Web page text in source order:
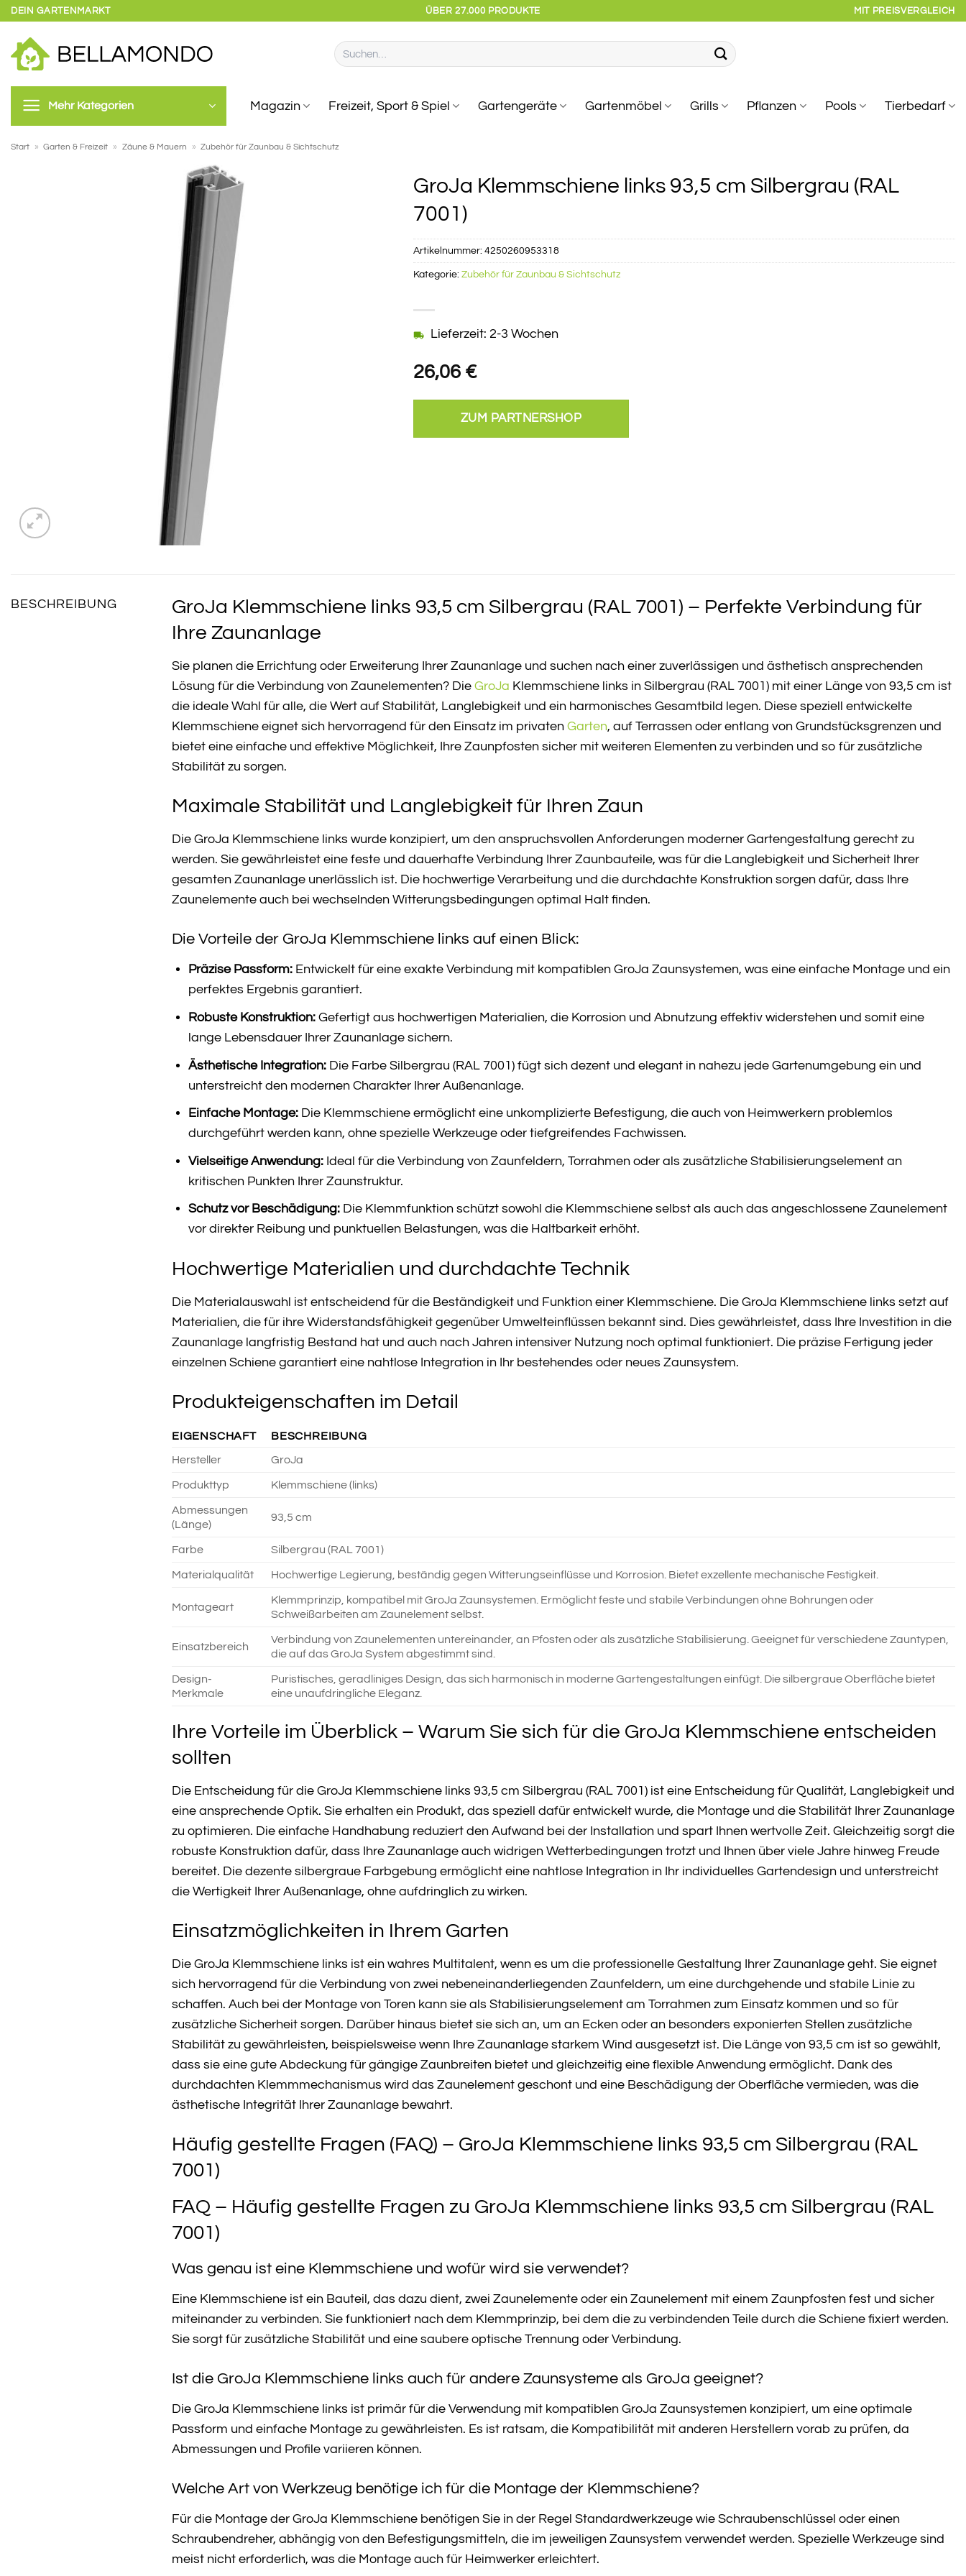
Zum
springen
DEIN GARTENMARKT ÜBER 27.000 PRODUKTE MIT PREISVERGLEICH
Suchen
nach:
Mehr Kategorien Magazin Freizeit, Sport & Spiel Gartengeräte Gartenmöbel Grills Pflanzen Pools Tierbedarf
Start » Garten & Freizeit » Zäune & Mauern » Zubehör für Zaunbau & Sichtschutz
GroJa Klemmschiene links 93,5 cm Silbergrau (RAL
7001)
26,06 €
Lieferzeit: 2-3 Wochen
ZUM PARTNERSHOP
Artikelnummer: 4250260953318
Kategorie: Zubehör für Zaunbau & Sichtschutz
BESCHREIBUNG
GroJa Klemmschiene links 93,5 cm Silbergrau (RAL 7001) – Perfekte Verbindung für
Ihre Zaunanlage
Sie planen die Errichtung oder Erweiterung Ihrer Zaunanlage und suchen nach einer zuverlässigen und ästhetisch ansprechenden
Lösung für die Verbindung von Zaunelementen? Die GroJa Klemmschiene links in Silbergrau (RAL 7001) mit einer Länge von 93,5 cm ist
die ideale Wahl für alle, die Wert auf Stabilität, Langlebigkeit und ein harmonisches Gesamtbild legen. Diese speziell entwickelte
Klemmschiene eignet sich hervorragend für den Einsatz im privaten Garten, auf Terrassen oder entlang von Grundstücksgrenzen und
bietet eine einfache und effektive Möglichkeit, Ihre Zaunpfosten sicher mit weiteren Elementen zu verbinden und so für zusätzliche
Stabilität zu sorgen.
Maximale Stabilität und Langlebigkeit für Ihren Zaun
Die GroJa Klemmschiene links wurde konzipiert, um den anspruchsvollen Anforderungen moderner Gartengestaltung gerecht zu
werden. Sie gewährleistet eine feste und dauerhafte Verbindung Ihrer Zaunbauteile, was für die Langlebigkeit und Sicherheit Ihrer
gesamten Zaunanlage unerlässlich ist. Die hochwertige Verarbeitung und die durchdachte Konstruktion sorgen dafür, dass Ihre
Zaunelemente auch bei wechselnden Witterungsbedingungen optimal Halt finden.
Die Vorteile der GroJa Klemmschiene links auf einen Blick:
Präzise Passform: Entwickelt für eine exakte Verbindung mit kompatiblen GroJa Zaunsystemen, was eine einfache Montage und ein
perfektes Ergebnis garantiert.
Robuste Konstruktion: Gefertigt aus hochwertigen Materialien, die Korrosion und Abnutzung effektiv widerstehen und somit eine
lange Lebensdauer Ihrer Zaunanlage sichern.
Ästhetische Integration: Die Farbe Silbergrau (RAL 7001) fügt sich dezent und elegant in nahezu jede Gartenumgebung ein und
unterstreicht den modernen Charakter Ihrer Außenanlage.
Einfache Montage: Die Klemmschiene ermöglicht eine unkomplizierte Befestigung, die auch von Heimwerkern problemlos
durchgeführt werden kann, ohne spezielle Werkzeuge oder tiefgreifendes Fachwissen.
Vielseitige Anwendung: Ideal für die Verbindung von Zaunfeldern, Torrahmen oder als zusätzliche Stabilisierungselement an
kritischen Punkten Ihrer Zaunstruktur.
Schutz vor Beschädigung: Die Klemmfunktion schützt sowohl die Klemmschiene selbst als auch das angeschlossene Zaunelement
vor direkter Reibung und punktuellen Belastungen, was die Haltbarkeit erhöht.
Hochwertige Materialien und durchdachte Technik
Die Materialauswahl ist entscheidend für die Beständigkeit und Funktion einer Klemmschiene. Die GroJa Klemmschiene links setzt auf
Materialien, die für ihre Widerstandsfähigkeit gegenüber Umwelteinflüssen bekannt sind. Dies gewährleistet, dass Ihre Investition in die
Zaunanlage langfristig Bestand hat und auch nach Jahren intensiver Nutzung noch optimal funktioniert. Die präzise Fertigung jeder
einzelnen Schiene garantiert eine nahtlose Integration in Ihr bestehendes oder neues Zaunsystem.
Produkteigenschaften im Detail
EIGENSCHAFT BESCHREIBUNG
Hersteller GroJa
Produkttyp Klemmschiene (links)
Abmessungen
(Länge)
93,5 cm
Farbe Silbergrau (RAL 7001)
Materialqualität Hochwertige Legierung, beständig gegen Witterungseinflüsse und Korrosion. Bietet exzellente mechanische Festigkeit.
Montageart
Klemmprinzip, kompatibel mit GroJa Zaunsystemen. Ermöglicht feste und stabile Verbindungen ohne Bohrungen oder
Schweißarbeiten am Zaunelement selbst.
Einsatzbereich
Verbindung von Zaunelementen untereinander, an Pfosten oder als zusätzliche Stabilisierung. Geeignet für verschiedene Zauntypen,
die auf das GroJa System abgestimmt sind.
Design-
Merkmale
Puristisches, geradliniges Design, das sich harmonisch in moderne Gartengestaltungen einfügt. Die silbergraue Oberfläche bietet
eine unaufdringliche Eleganz.
Ihre Vorteile im Überblick – Warum Sie sich für die GroJa Klemmschiene entscheiden
sollten
Die Entscheidung für die GroJa Klemmschiene links 93,5 cm Silbergrau (RAL 7001) ist eine Entscheidung für Qualität, Langlebigkeit und
eine ansprechende Optik. Sie erhalten ein Produkt, das speziell dafür entwickelt wurde, die Montage und die Stabilität Ihrer Zaunanlage
zu optimieren. Die einfache Handhabung reduziert den Aufwand bei der Installation und spart Ihnen wertvolle Zeit. Gleichzeitig sorgt die
robuste Konstruktion dafür, dass Ihre Zaunanlage auch widrigen Wetterbedingungen trotzt und Ihnen über viele Jahre hinweg Freude
bereitet. Die dezente silbergraue Farbgebung ermöglicht eine nahtlose Integration in Ihr individuelles Gartendesign und unterstreicht
die Wertigkeit Ihrer Außenanlage, ohne aufdringlich zu wirken.
Einsatzmöglichkeiten in Ihrem Garten
Die GroJa Klemmschiene links ist ein wahres Multitalent, wenn es um die professionelle Gestaltung Ihrer Zaunanlage geht. Sie eignet
sich hervorragend für die Verbindung von zwei nebeneinanderliegenden Zaunfeldern, um eine durchgehende und stabile Linie zu
schaffen. Auch bei der Montage von Toren kann sie als Stabilisierungselement am Torrahmen zum Einsatz kommen und so für
zusätzliche Sicherheit sorgen. Darüber hinaus bietet sie sich an, um an Ecken oder an besonders exponierten Stellen zusätzliche
Stabilität zu gewährleisten, beispielsweise wenn Ihre Zaunanlage starkem Wind ausgesetzt ist. Die Länge von 93,5 cm ist so gewählt,
dass sie eine gute Abdeckung für gängige Zaunbreiten bietet und gleichzeitig eine flexible Anwendung ermöglicht. Dank des
durchdachten Klemmmechanismus wird das Zaunelement geschont und eine Beschädigung der Oberfläche vermieden, was die
ästhetische Integrität Ihrer Zaunanlage bewahrt.
Häufig gestellte Fragen (FAQ) – GroJa Klemmschiene links 93,5 cm Silbergrau (RAL
7001)
FAQ – Häufig gestellte Fragen zu GroJa Klemmschiene links 93,5 cm Silbergrau (RAL
7001)
Was genau ist eine Klemmschiene und wofür wird sie verwendet?
Eine Klemmschiene ist ein Bauteil, das dazu dient, zwei Zaunelemente oder ein Zaunelement mit einem Zaunpfosten fest und sicher
miteinander zu verbinden. Sie funktioniert nach dem Klemmprinzip, bei dem die zu verbindenden Teile durch die Schiene fixiert werden.
Sie sorgt für zusätzliche Stabilität und eine saubere optische Trennung oder Verbindung.
Ist die GroJa Klemmschiene links auch für andere Zaunsysteme als GroJa geeignet?
Die GroJa Klemmschiene links ist primär für die Verwendung mit kompatiblen GroJa Zaunsystemen konzipiert, um eine optimale
Passform und einfache Montage zu gewährleisten. Es ist ratsam, die Kompatibilität mit anderen Herstellern vorab zu prüfen, da
Abmessungen und Profile variieren können.
Welche Art von Werkzeug benötige ich für die Montage der Klemmschiene?
Für die Montage der GroJa Klemmschiene benötigen Sie in der Regel Standardwerkzeuge wie Schraubenschlüssel oder einen
Schraubendreher, abhängig von den Befestigungsmitteln, die im jeweiligen Zaunsystem verwendet werden. Spezielle Werkzeuge sind
meist nicht erforderlich, was die Montage auch für Heimwerker erleichtert.